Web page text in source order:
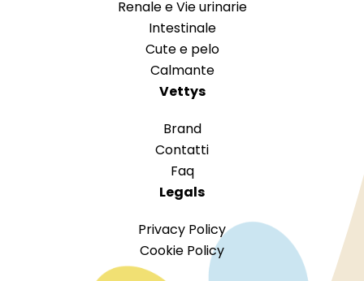
Renale e Vie urinarie
Intestinale
Cute e pelo
Calmante
Vettys
Brand
Contatti
Faq
Legals
Privacy Policy
Cookie Policy